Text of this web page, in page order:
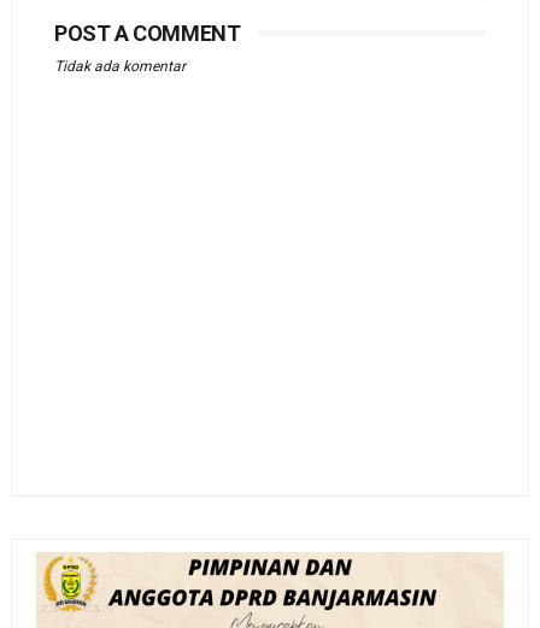
POST A COMMENT
Tidak ada komentar